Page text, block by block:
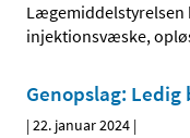
Lægemiddelstyrelsen
injektionsvæske,
Genopslag:
|22. januar 2024 |